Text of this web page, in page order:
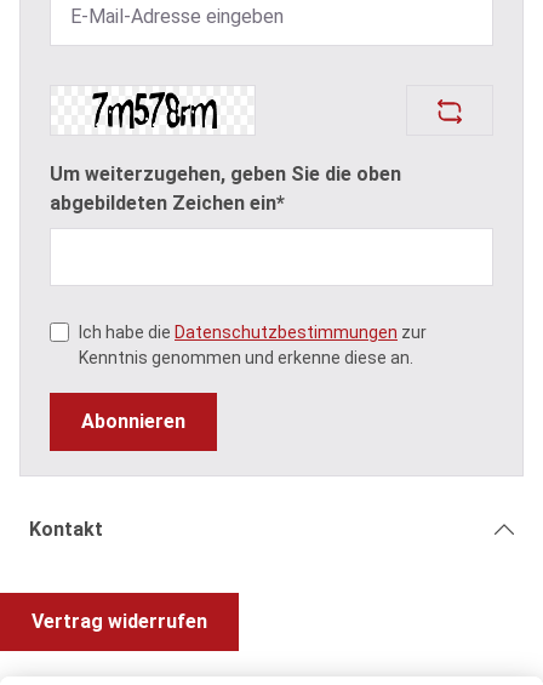
Um weiterzugehen, geben Sie die oben
abgebildeten Zeichen ein*
Ich habe die Datenschutzbestimmungen zur
Kenntnis genommen und erkenne diese an.
Abonnieren
Kontakt
Vertrag widerrufen